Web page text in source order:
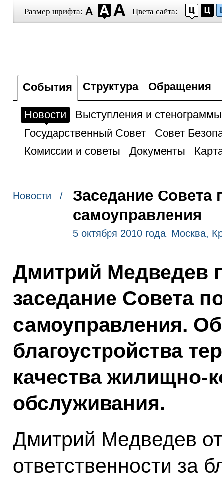
Размер шрифта: Цвета сайта:
События Структура Обращения
Новости
Выступления и стенограммы
Государственный Совет
Совет
Комиссии и советы
Документы
Новости /
Заседание Совета
самоуправления
5 октября 2010 года, Москва,
Дмитрий Медведев
заседание Совета
самоуправления.
благоустройства
качества жилищно-
обслуживания.
Дмитрий Медведев
ответственности за